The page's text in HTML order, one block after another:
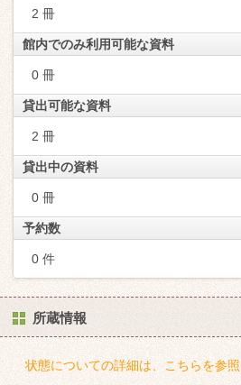
2 冊
館内でのみ利用可能な資料
0 冊
貸出可能な資料
2 冊
貸出中の資料
0 冊
予約数
0 件
所蔵情報
状態についての詳細は、こちらを参照